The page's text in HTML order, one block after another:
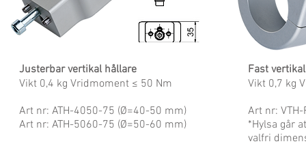
Justerbar vertikal hållare
Vikt 0,4 kg Vridmoment ≤ 50 Nm
Art nr: ATH-4050-75 (Ø=40-50 mm)
Art nr: ATH-5060-75 (Ø=50-60 mm)
Fast
Vikt 0,7 kg
Art nr:
*Hylsa går
valfri